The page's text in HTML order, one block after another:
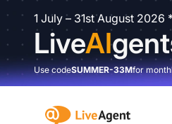
1 July – 31st August 2026
LiveAI
Use codeSUMMER-33Mfor
:site.title